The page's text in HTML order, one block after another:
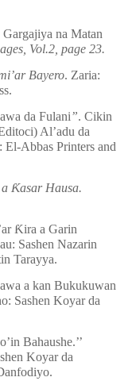
na Matan
Vol.2, page 23.
Bayero. Zaria:
da Fulani”. Cikin
Al’adu da
El-Abbas Printers and
Ƙasar Hausa.
Ƙira a Garin
Sashen Nazarin
Tarayya.
a kan Bukukuwan
Sashen Koyar da
Bahaushe.’’
Koyar da
anfodiyo.